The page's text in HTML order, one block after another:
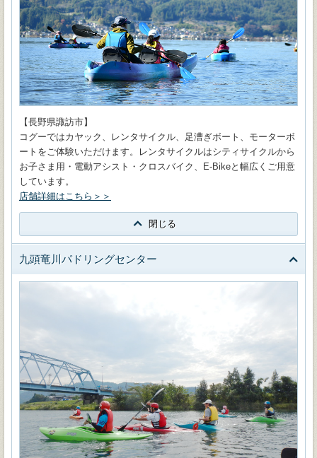
【長野県諏訪市】
コグーではカヤック、レンタサイクル、足漕ぎボート、モーターボ
ートをご体験いただけます。レンタサイクルはシティサイクルから
お子さま用・電動アシスト・クロスバイク、E-Bikeと幅広くご用意
しています。
店舗詳細はこちら＞＞
閉じる
九頭竜川パドリングセンター